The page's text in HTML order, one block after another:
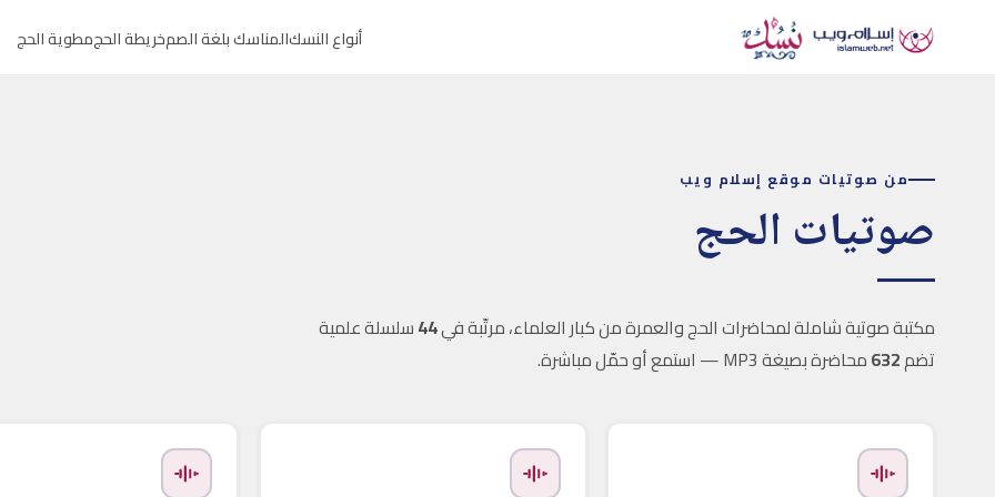
أنواع النسكالمناسك بلغة الصمخريطة الحجمطوية الحج
من صوتيات موقع إسلام ويب
صوتيات الحج
مكتبة صوتية شاملة لمحاضرات الحج والعمرة من كبار العلماء، مرتّبة في44سلسلة علمية
تضم632محاضرة بصيغة MP3 — استمع أو حمّل مباشرة.